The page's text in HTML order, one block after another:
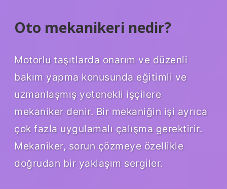
Oto mekanikeri nedir?
Motorlu taşıtlarda onarım ve düzenli
bakım yapma konusunda eğitimli ve
uzmanlaşmış yetenekli işçilere
mekaniker denir. Bir mekaniğin işi ayrıca
çok fazla uygulamalı çalışma gerektirir.
Mekaniker, sorun çözmeye özellikle
doğrudan bir yaklaşım sergiler.